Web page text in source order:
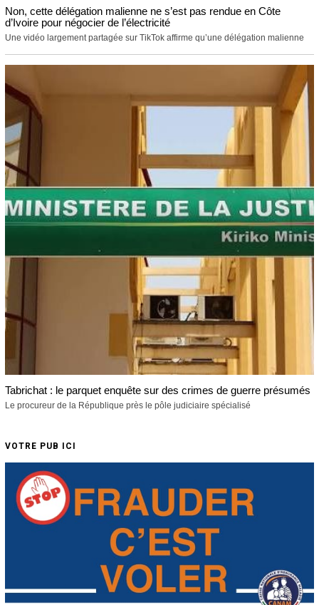
Non, cette délégation malienne ne s’est pas rendue en Côte
d’Ivoire pour négocier de l’électricité
Une vidéo largement partagée sur TikTok affirme qu’une délégation malienne
Tabrichat : le parquet enquête sur des crimes de guerre présumés
Le procureur de la République près le pôle judiciaire spécialisé
VOTRE PUB ICI